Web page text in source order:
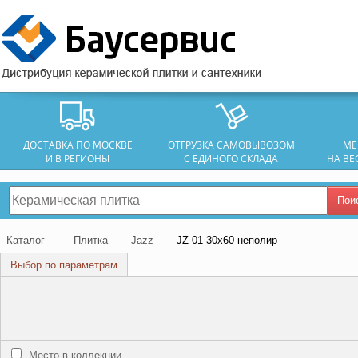
ДОСТАВКА ПО МОСКВЕ
И В РЕГИОНЫ
ОТГРУЗКА САМОВЫВОЗОМ
С ЕДИНОГО СКЛАДА
НА
Каталог — Плитка — Jazz — JZ 01 30х60 неполир
Выбор по параметрам
Место в коллекции